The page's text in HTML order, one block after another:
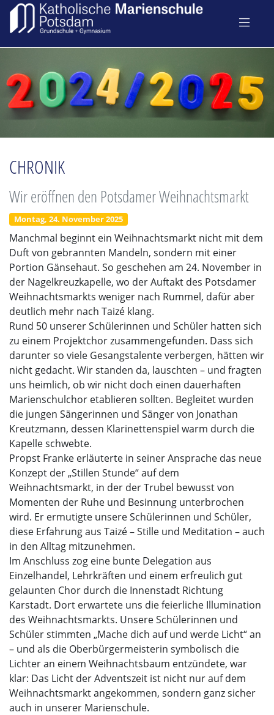
CHRONIK
Wir eröffnen den Potsdamer Weihnachtsmarkt
Montag, 24. November 2025
Manchmal beginnt ein Weihnachtsmarkt nicht mit dem
Duft von gebrannten Mandeln, sondern mit einer
Portion Gänsehaut. So geschehen am 24. November in
der Nagelkreuzkapelle, wo der Auftakt des Potsdamer
Weihnachtsmarkts weniger nach Rummel, dafür aber
deutlich mehr nach Taizé klang.
Rund 50 unserer Schülerinnen und Schüler hatten sich
zu einem Projektchor zusammengefunden. Dass sich
darunter so viele Gesangstalente verbergen, hätten wir
nicht gedacht. Wir standen da, lauschten – und fragten
uns heimlich, ob wir nicht doch einen dauerhaften
Marienschulchor etablieren sollten. Begleitet wurden
die jungen Sängerinnen und Sänger von Jonathan
Kreutzmann, dessen Klarinettenspiel warm durch die
Kapelle schwebte.
Propst Franke erläuterte in seiner Ansprache das neue
Konzept der „Stillen Stunde“ auf dem
Weihnachtsmarkt, in der der Trubel bewusst von
Momenten der Ruhe und Besinnung unterbrochen
wird. Er ermutigte unsere Schülerinnen und Schüler,
diese Erfahrung aus Taizé – Stille und Meditation – auch
in den Alltag mitzunehmen.
Im Anschluss zog eine bunte Delegation aus
Einzelhandel, Lehrkräften und einem erfreulich gut
gelaunten Chor durch die Innenstadt Richtung
Karstadt. Dort erwartete uns die feierliche Illumination
des Weihnachtsmarkts. Unsere Schülerinnen und
Schüler stimmten „Mache dich auf und werde Licht“ an
– und als die Oberbürgermeisterin symbolisch die
Lichter an einem Weihnachtsbaum entzündete, war
klar: Das Licht der Adventszeit ist nicht nur auf dem
Weihnachtsmarkt angekommen, sondern ganz sicher
auch in unserer Marienschule.